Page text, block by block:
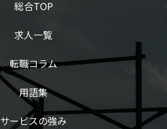
総合TOP
求人一覧
転職コラム
用語集
サービスの強み